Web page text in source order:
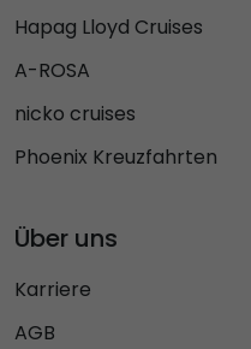
Hapag Lloyd Cruises
A-ROSA
nicko cruises
Phoenix Kreuzfahrten
Über uns
Karriere
AGB